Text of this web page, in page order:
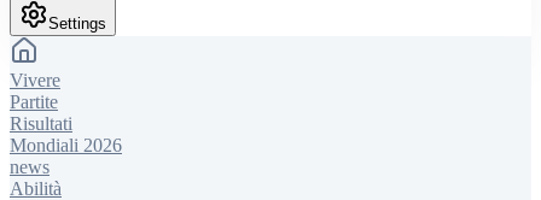
Settings
Vivere
Partite
Risultati
Mondiali 2026
news
Abilità